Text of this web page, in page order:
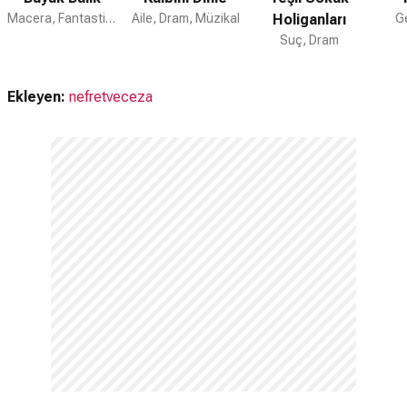
Macera, Fantastik, Dram Aile, Dram, Müzikal
Holiganları
Suç, Dram
Ekleyen: nefretveceza